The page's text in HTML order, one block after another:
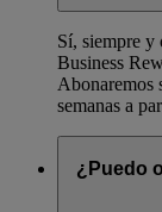
Sí, siempre y
Business
Abonaremos
semanas a
¿Puedo